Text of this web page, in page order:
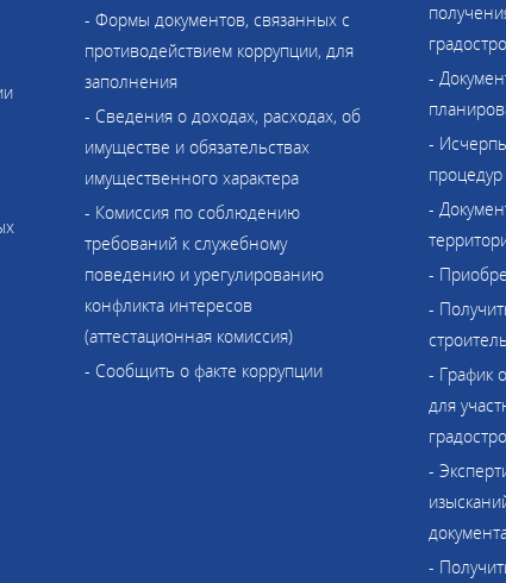
- Формы документов, связанных с
противодействием коррупции, для
заполнения
- Сведения о доходах, расходах, об
имуществе и обязательствах
имущественного характера
- Комиссия по соблюдению
требований к служебному
поведению и урегулированию
конфликта интересов
(аттестационная комиссия)
- Сообщить о факте коррупции
-
-
-
-
-
- График
для
-
-